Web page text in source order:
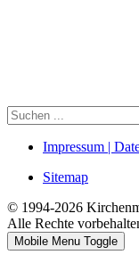
Impressum |
Sitemap
© 1994-2026
Alle Rechte
Mobile Menu Toggle